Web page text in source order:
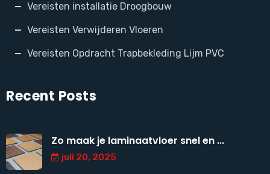
Vereisten installatie Droogbouw
Vereisten Verwijderen Vloeren
Vereisten Opdracht Trapbekleding Lijm PVC
Recent Posts
Zo maak je laminaatvloer snel en ...
juli 20, 2025